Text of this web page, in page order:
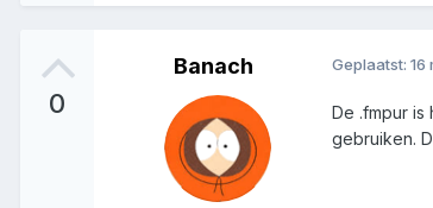
0
Banach Geplaatst: 16
De .fmpur
gebruiken.